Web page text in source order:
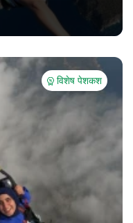
विशेष पेशकश